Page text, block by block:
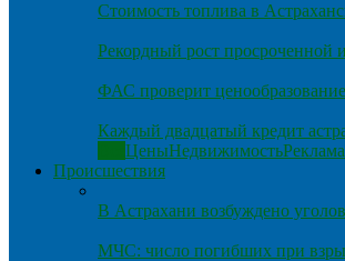
Стоимость топлива в
Рекордный рост просроченной
ФАС проверит
Каждый двадцатый кредит
ЦеныНедвижимостьРеклама
Происшествия
В Астрахани возбуждено
МЧС: число погибших при